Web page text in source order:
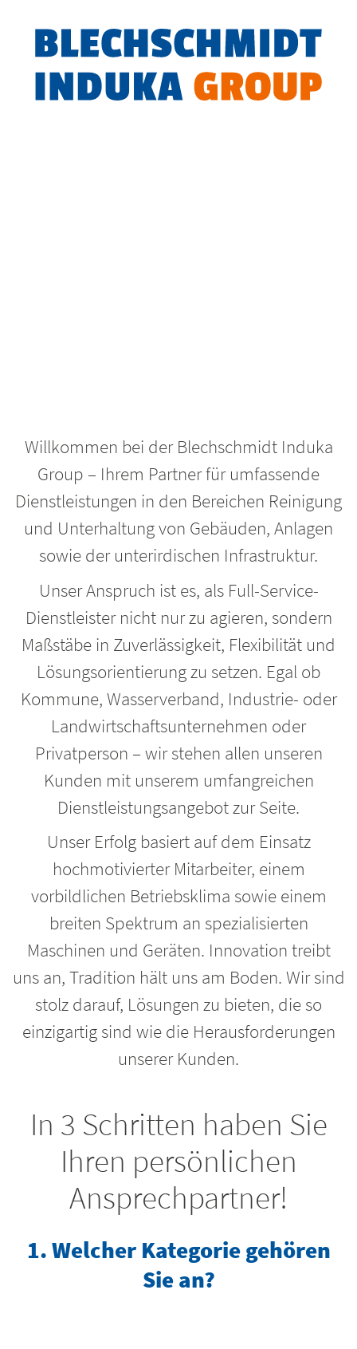
Blechschmidt Induka
Group
Willkommen bei der Blechschmidt Induka
Group – Ihrem Partner für umfassende
Dienstleistungen in den Bereichen Reinigung
und Unterhaltung von Gebäuden, Anlagen
sowie der unterirdischen Infrastruktur.
Unser Anspruch ist es, als Full-Service-
Dienstleister nicht nur zu agieren, sondern
Maßstäbe in Zuverlässigkeit, Flexibilität und
Lösungsorientierung zu setzen. Egal ob
Kommune, Wasser­verband, Industrie- oder
Landwirtschaftsunternehmen oder
Privatperson – wir stehen allen unseren
Kunden mit unserem umfangreichen
Dienstleistungsangebot zur Seite.
Unser Erfolg basiert auf dem Einsatz
hochmotivierter Mitarbeiter, einem
vorbildlichen Betriebsklima sowie einem
breiten Spektrum an spezialisierten
Maschinen und Geräten. Innovation treibt
uns an, Tradition hält uns am Boden. Wir sind
stolz darauf, Lösungen zu bieten, die so
einzigartig sind wie die Herausforderungen
unserer Kunden.
In 3 Schritten haben Sie
Ihren persönlichen
Ansprechpartner!
1. Welcher Kategorie gehören
Sie an?